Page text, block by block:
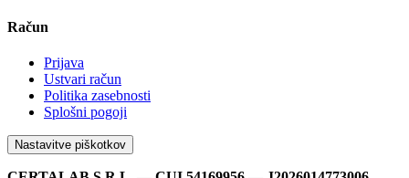
Račun
Prijava
Ustvari račun
Politika zasebnosti
Splošni pogoji
Nastavitve piškotkov